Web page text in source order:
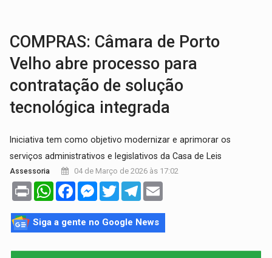
COMPRAS: Câmara de Porto
Velho abre processo para
contratação de solução
tecnológica integrada
Iniciativa tem como objetivo modernizar e aprimorar os
serviços administrativos e legislativos da Casa de Leis
Assessoria 04 de Março de 2026 às 17:02
Print WhatsAppFacebookMessenger
TwitterTelegram
Siga a gente no Google News